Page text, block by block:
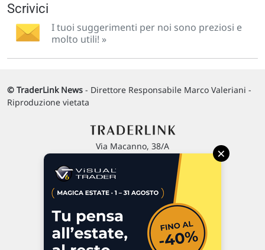
Scrivici
I tuoi suggerimenti per noi sono preziosi e
molto utili! »
© TraderLink News - Direttore Responsabile Marco Valeriani -
Riproduzione vietata
Via Macanno, 38/A
P.IVA 02 452 460 401
Commenti e segnalazioni
Contattaci
×